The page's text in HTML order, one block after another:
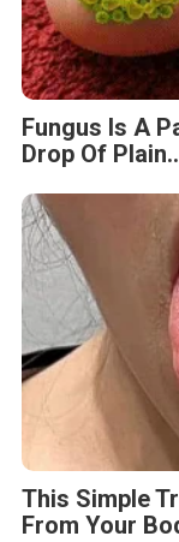
Fungus Is A
Drop Of
This Simple
From Your